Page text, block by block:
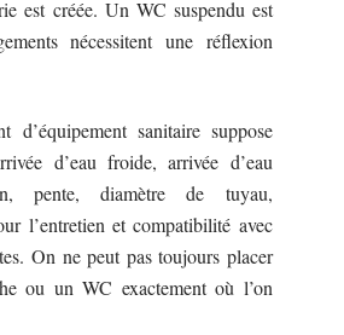
est créée. Un WC suspendu est
nécessitent une réflexion
d’équipement sanitaire suppose
d’eau froide, arrivée d’eau
pente, diamètre de tuyau,
l’entretien et compatibilité avec
On ne peut pas toujours placer
ou un WC exactement où l’on